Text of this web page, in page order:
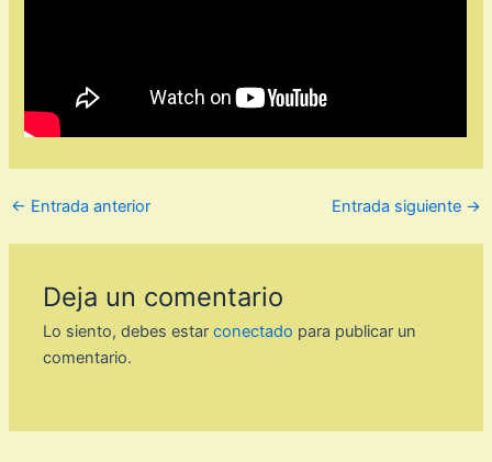
← Entrada anterior Entrada siguiente →
Deja un comentario
Lo siento, debes estarconectado para publicar un
comentario.